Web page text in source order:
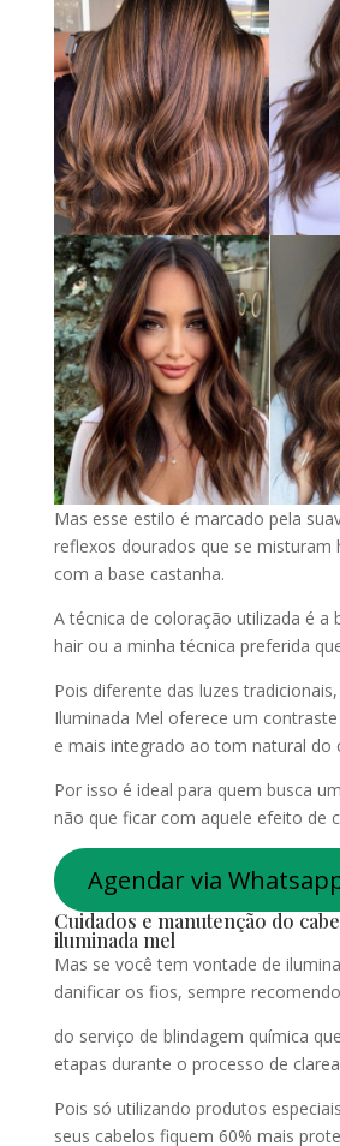
Mas esse estilo é marcado pela
reflexos dourados que se misturam
com a base castanha.
A técnica de coloração utilizada é a
hair ou a minha técnica preferida
Pois diferente das luzes
Iluminada Mel oferece um
e mais integrado ao tom natural do
Por isso é ideal para quem busca
não que ficar com aquele efeito de
Agendar via
Cuidados e manutenção do
iluminada mel
Mas se você tem vontade de
danificar os fios, sempre
do serviço de blindagem química
etapas durante o processo de
Pois só utilizando produtos
seus cabelos fiquem 60% mais